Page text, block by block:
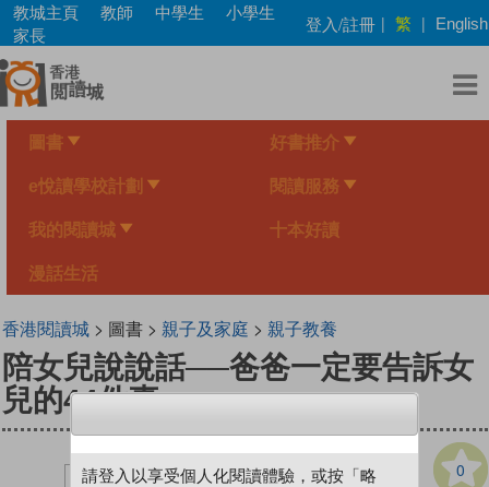
Skip
main
content
教城主頁 教師 中學生
小學生
家長
登入/註冊 | 繁 | English
圖書 好書推介
e悅讀學校計劃 閱讀服務
我的閱讀城 十本好讀
漫話生活
香港閱讀城> 圖書 > 親子及家庭 > 親子教養
陪女兒說說話──爸爸一定要告訴女
兒的44件事
0
請登入以享受個人化閱讀體驗，或按「略